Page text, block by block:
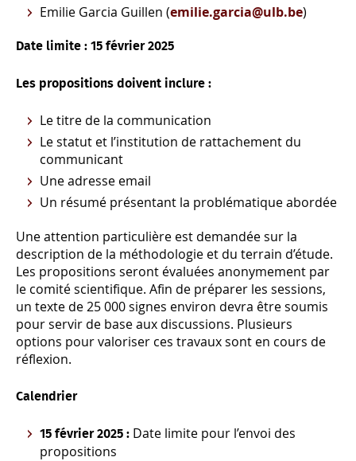
Emilie Garcia Guillen (emilie.garcia@ulb.be)
Date limite : 15 février 2025
Les propositions doivent inclure :
Le titre de la communication
Le statut et l’institution de rattachement du
communicant
Une adresse email
Un résumé présentant la problématique abordée
Une attention particulière est demandée sur la
description de la méthodologie et du terrain d’étude.
Les propositions seront évaluées anonymement par
le comité scientifique. Afin de préparer les sessions,
un texte de 25 000 signes environ devra être soumis
pour servir de base aux discussions. Plusieurs
options pour valoriser ces travaux sont en cours de
réflexion.
Calendrier
15 février 2025 : Date limite pour l’envoi des
propositions